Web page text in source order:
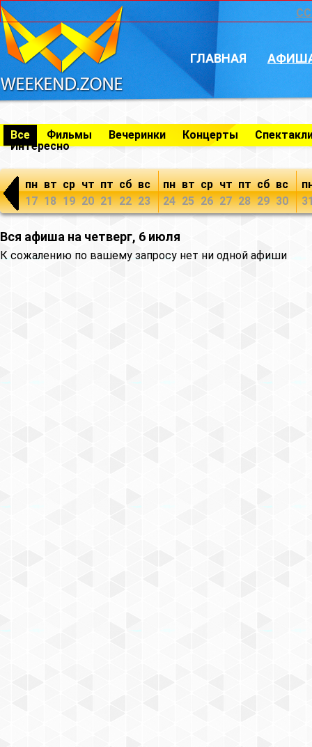
ГЛАВНАЯ
Все Фильмы Вечеринки Концерты
Интересно
пн
17
вт
18
ср
19
чт
20
пт
21
сб
22
вс
23
пн
24
вт
25
ср
26
чт
27
пт
28
сб
29
вс
30
Вся афиша на четверг, 6 июля
К сожалению по вашему запросу нет ни одной афиши